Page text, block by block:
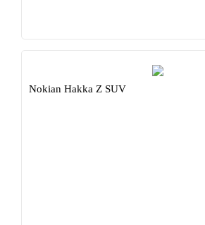
Nokian Hakka Z SUV